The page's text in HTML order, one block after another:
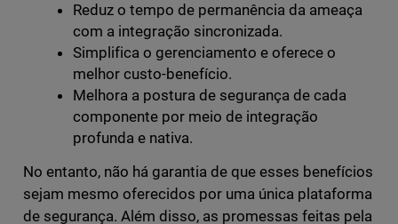
Reduz o tempo de permanência da ameaça
com a integração sincronizada.
Simplifica o gerenciamento e oferece o
melhor custo-benefício.
Melhora a postura de segurança de cada
componente por meio de integração
profunda e nativa.
No entanto, não há garantia de que esses benefícios
sejam mesmo oferecidos por uma única plataforma
de segurança. Além disso, as promessas feitas pela